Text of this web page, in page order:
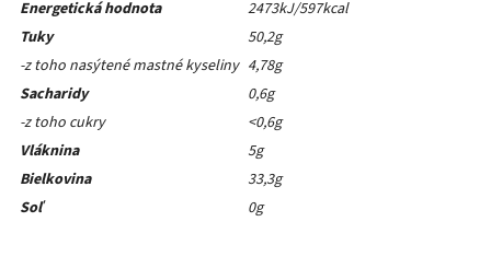
Energetická hodnota
2473kJ/597kcal
Tuky
50,2g
-z toho nasýtené mastné kyseliny 4,78g
Sacharidy
0,6g
-z toho cukry
<0,6g
Vláknina
5g
Bielkovina
33,3g
Soľ
0g